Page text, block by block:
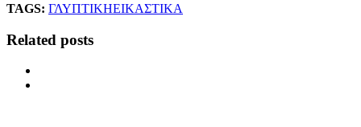
TAGS: ΓΛΥΠΤΙΚΗΕΙΚΑΣΤΙΚΑ
Related posts